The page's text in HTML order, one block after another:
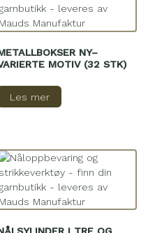
NY–
MOTIV (32 STK)
Les mer